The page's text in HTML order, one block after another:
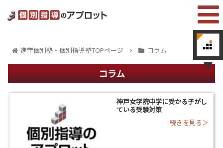
進学個別塾・個別指導塾TOPページ コラム
コラム
神戸女学院中学に受かる子がし
ている受験対策